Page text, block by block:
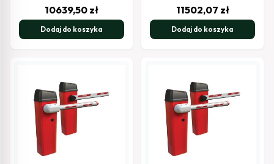
10639,50 zł
Dodaj do koszyka
11502,07 zł
Dodaj do koszyka